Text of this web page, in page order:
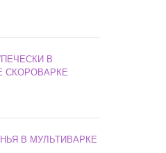
В
СКОРОВАРКЕ
В МУЛЬТИВАРКЕ